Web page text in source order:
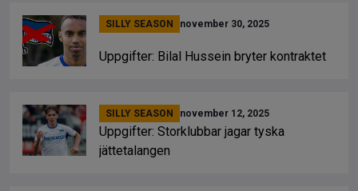
SILLY SEASON november 30, 2025
Uppgifter: Bilal Hussein bryter kontraktet
SILLY SEASON november 12, 2025
Uppgifter: Storklubbar jagar tyska
jättetalangen